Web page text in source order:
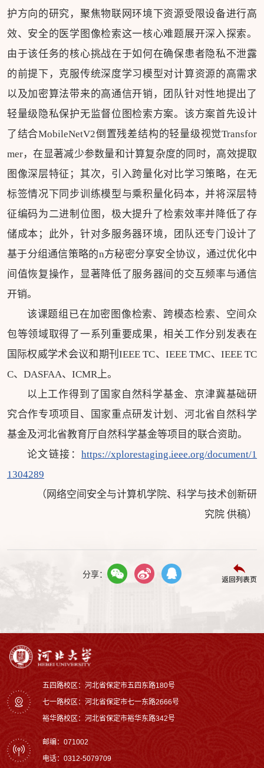
护方向的研究，聚焦物联网环境下资源受限设备进行高
效、安全的医学图像检索这一核心难题展开深入探索。
由于该任务的核心挑战在于如何在确保患者隐私不泄露
的前提下，克服传统深度学习模型对计算资源的高需求
以及加密算法带来的高通信开销，团队针对性地提出了
轻量级隐私保护无监督位图检索方案。该方案首先设计
了结合MobileNetV2倒置残差结构的轻量级视觉Transfor
mer，在显著减少参数量和计算复杂度的同时，高效提取
图像深层特征；其次，引入跨量化对比学习策略，在无
标签情况下同步训练模型与乘积量化码本，并将深层特
征编码为二进制位图，极大提升了检索效率并降低了存
储成本；此外，针对多服务器环境，团队还专门设计了
基于分组通信策略的n方秘密分享安全协议，通过优化中
间值恢复操作，显著降低了服务器间的交互频率与通信
开销。
该课题组已在加密图像检索、跨模态检索、空间众
包等领域取得了一系列重要成果，相关工作分别发表在
国际权威学术会议和期刊IEEE TC、IEEE TMC、IEEE TC
C、DASFAA、ICMR上。
以上工作得到了国家自然科学基金、京津冀基础研
究合作专项项目、国家重点研发计划、河北省自然科学
基金及河北省教育厅自然科学基金等项目的联合资助。
论文链接：https://xplorestaging.ieee.org/document/1
1304289
（网络空间安全与计算机学院、科学与技术创新研
究院 供稿）
分享： 返回列表页
五四路校区：河北省保定市五四东路180号
七一路校区：‌河北省保定市七一东路2666号
裕华路校区‌：河北省保定市裕华东路342号
邮编：071002
电话：0312-5079709